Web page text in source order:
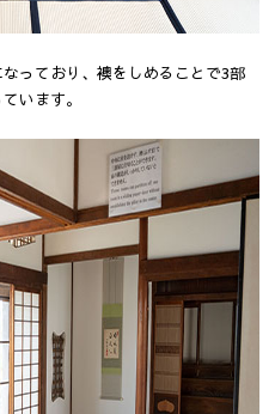
っており、襖をしめることで3部
います。